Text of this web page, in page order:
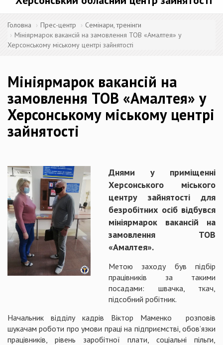
Головна Прес-центр
Семінари, тренінги
Мініярмарок вакансій на замовлення ТОВ «Амалтея» у
Херсонському міському центрі зайнятості
Мініярмарок вакансій на
замовлення ТОВ «Амалтея» у
Херсонському міському центрі
зайнятості
Днями у приміщенні
Херсонського міського
центру зайнятості для
безробітних осіб відбувся
мініярмарок вакансій на
замовлення ТОВ
«Амалтея».
Метою заходу був підбір
працівників за такими
посадами: швачка, ткач,
підсобний робітник.
Начальник відділу кадрів Віктор Маменко розповів
шукачам роботи про умови праці на підприємстві, обов’язки
працівників, рівень заробітної плати, соціальні пільги,